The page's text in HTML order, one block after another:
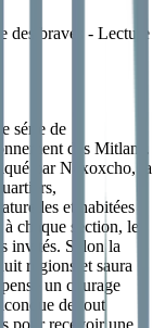
des braves - Lecture
série de
des Mitlans.
par Nexoxcho, la
et habitées
chaque section, les
invités. Selon la
régions et saura
un courage
de tout
pour recevoir une